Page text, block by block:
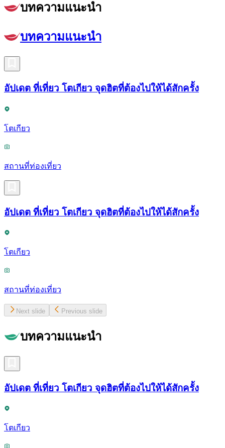
บทความแนะนำ
บทความแนะนำ
อัปเดต ที่เที่ยว โตเกียว จุดฮิตที่ต้องไปให้ได้สักครั้ง
โตเกียว
สถานที่ท่องเที่ยว
อัปเดต ที่เที่ยว โตเกียว จุดฮิตที่ต้องไปให้ได้สักครั้ง
โตเกียว
สถานที่ท่องเที่ยว
Next slide Previous slide
บทความแนะนำ
อัปเดต ที่เที่ยว โตเกียว จุดฮิตที่ต้องไปให้ได้สักครั้ง
โตเกียว